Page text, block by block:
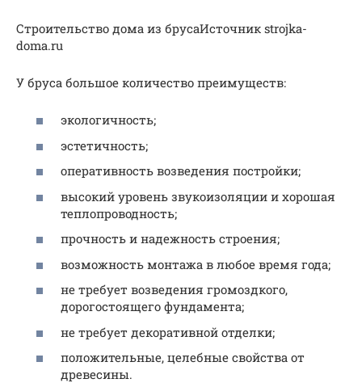
Строительство дома из брусаИсточник strojka-
doma.ru
У бруса большое количество преимуществ:
экологичность;
эстетичность;
оперативность возведения постройки;
высокий уровень звукоизоляции и хорошая
теплопроводность;
прочность и надежность строения;
возможность монтажа в любое время года;
не требует возведения громоздкого,
дорогостоящего фундамента;
не требует декоративной отделки;
положительные, целебные свойства от
древесины.